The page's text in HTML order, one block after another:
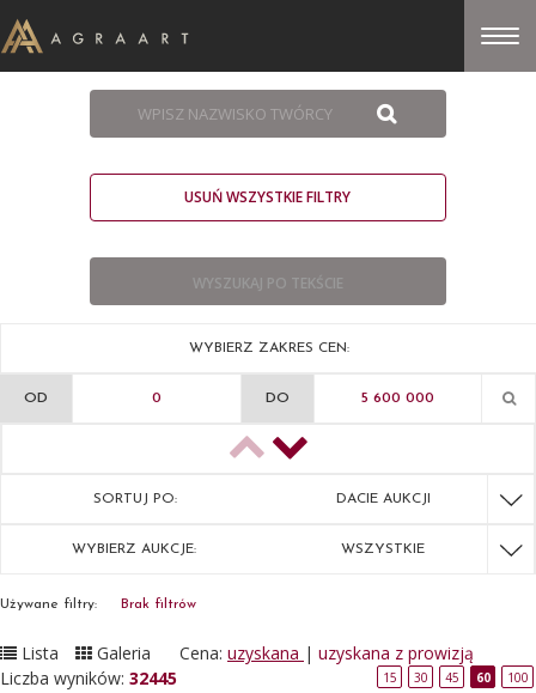
USUŃ WSZYSTKIE FILTRY
WYBIERZ ZAKRES CEN:
OD DO
SORTUJ PO: DACIE AUKCJI
WYBIERZ AUKCJE: WSZYSTKIE
Używane filtry: Brak filtrów
Lista Galeria Cena: uzyskana | uzyskana z prowizją
Liczba wyników: 32445 15 30 45 60 100